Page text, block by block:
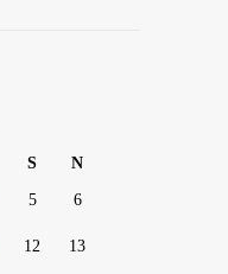
S N
5 6
12 13